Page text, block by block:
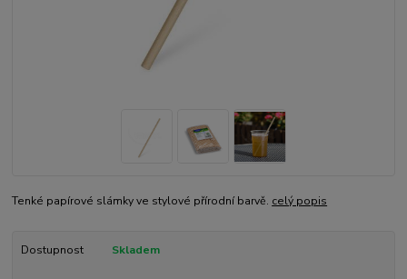
Tenké papírové slámky ve stylové přírodní barvě. celý popis
Dostupnost Skladem